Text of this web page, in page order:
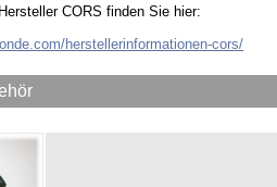
CORS finden Sie hier:
herstellerinformationen-cors/